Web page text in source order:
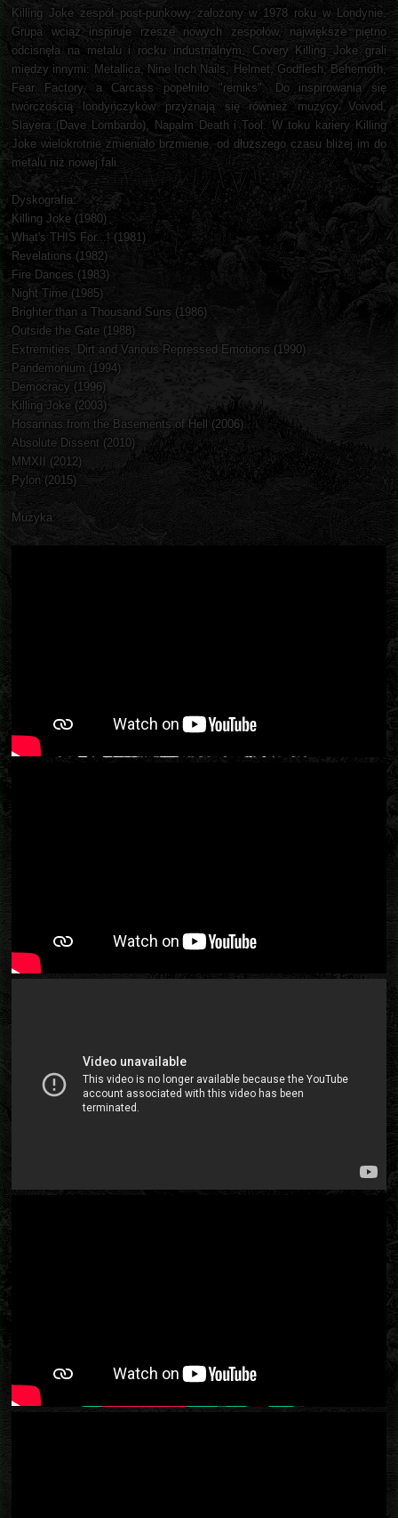
Killing Joke zespół post-punkowy założony w 1978 roku w Londynie.
Grupa wciąż inspiruje rzesze nowych zespołów, największe piętno
odcisnęła na metalu i rocku industrialnym. Covery Killing Joke grali
między innymi: Metallica, Nine Inch Nails, Helmet, Godflesh, Behemoth,
Fear Factory, a Carcass popełniło "remiks". Do inspirowania się
twórczością londyńczyków przyznają się również muzycy Voivod,
Slayera (Dave Lombardo), Napalm Death i Tool. W toku kariery Killing
Joke wielokrotnie zmieniało brzmienie, od dłuższego czasu bliżej im do
metalu niż nowej fali.
Dyskografia:
Killing Joke (1980)
What's THIS For...! (1981)
Revelations (1982)
Fire Dances (1983)
Night Time (1985)
Brighter than a Thousand Suns (1986)
Outside the Gate (1988)
Extremities, Dirt and Various Repressed Emotions (1990)
Pandemonium (1994)
Democracy (1996)
Killing Joke (2003)
Hosannas from the Basements of Hell (2006)
Absolute Dissent (2010)
MMXII (2012)
Pylon (2015)
Muzyka: